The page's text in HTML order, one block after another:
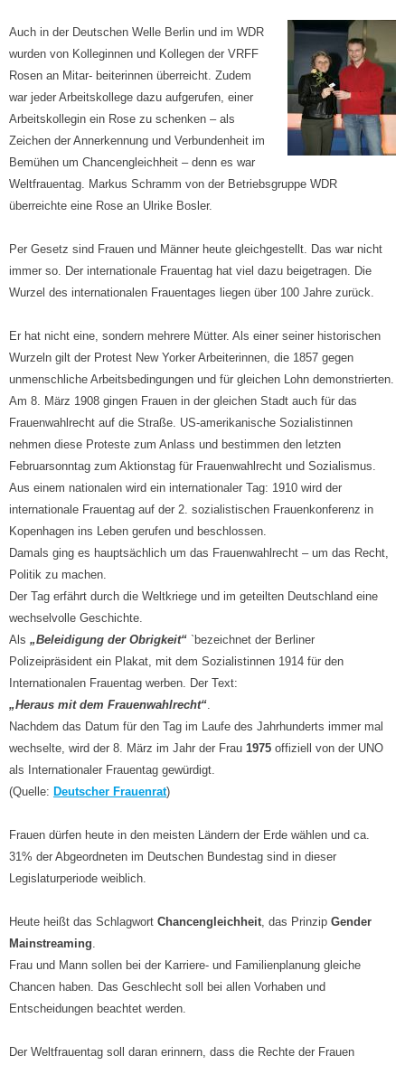
Auch in der Deutschen Welle Berlin und im WDR
wurden von Kolleginnen und Kollegen der VRFF
Rosen an Mitar- beiterinnen überreicht. Zudem
war jeder Arbeitskollege dazu aufgerufen, einer
Arbeitskollegin ein Rose zu schenken – als
Zeichen der Annerkennung und Verbundenheit im
Bemühen um Chancengleichheit – denn es war
Weltfrauentag. Markus Schramm von der Betriebsgruppe WDR
überreichte eine Rose an Ulrike Bosler.
Per Gesetz sind Frauen und Männer heute gleichgestellt. Das war nicht
immer so. Der internationale Frauentag hat viel dazu beigetragen. Die
Wurzel des internationalen Frauentages liegen über 100 Jahre zurück.
Er hat nicht eine, sondern mehrere Mütter. Als einer seiner historischen
Wurzeln gilt der Protest New Yorker Arbeiterinnen, die 1857 gegen
unmenschliche Arbeitsbedingungen und für gleichen Lohn demonstrierten.
Am 8. März 1908 gingen Frauen in der gleichen Stadt auch für das
Frauenwahlrecht auf die Straße. US-amerikanische Sozialistinnen
nehmen diese Proteste zum Anlass und bestimmen den letzten
Februarsonntag zum Aktionstag für Frauenwahlrecht und Sozialismus.
Aus einem nationalen wird ein internationaler Tag: 1910 wird der
internationale Frauentag auf der 2. sozialistischen Frauenkonferenz in
Kopenhagen ins Leben gerufen und beschlossen.
Damals ging es hauptsächlich um das Frauenwahlrecht – um das Recht,
Politik zu machen.
Der Tag erfährt durch die Weltkriege und im geteilten Deutschland eine
wechselvolle Geschichte.
Als „Beleidigung der Obrigkeit“ `bezeichnet der Berliner
Polizeipräsident ein Plakat, mit dem Sozialistinnen 1914 für den
Internationalen Frauentag werben. Der Text:
„Heraus mit dem Frauenwahlrecht“.
Nachdem das Datum für den Tag im Laufe des Jahrhunderts immer mal
wechselte, wird der 8. März im Jahr der Frau 1975 offiziell von der UNO
als Internationaler Frauentag gewürdigt.
(Quelle: Deutscher Frauenrat)
Frauen dürfen heute in den meisten Ländern der Erde wählen und ca.
31% der Abgeordneten im Deutschen Bundestag sind in dieser
Legislaturperiode weiblich.
Heute heißt das Schlagwort Chancengleichheit, das Prinzip Gender
Mainstreaming.
Frau und Mann sollen bei der Karriere- und Familienplanung gleiche
Chancen haben. Das Geschlecht soll bei allen Vorhaben und
Entscheidungen beachtet werden.
Der Weltfrauentag soll daran erinnern, dass die Rechte der Frauen